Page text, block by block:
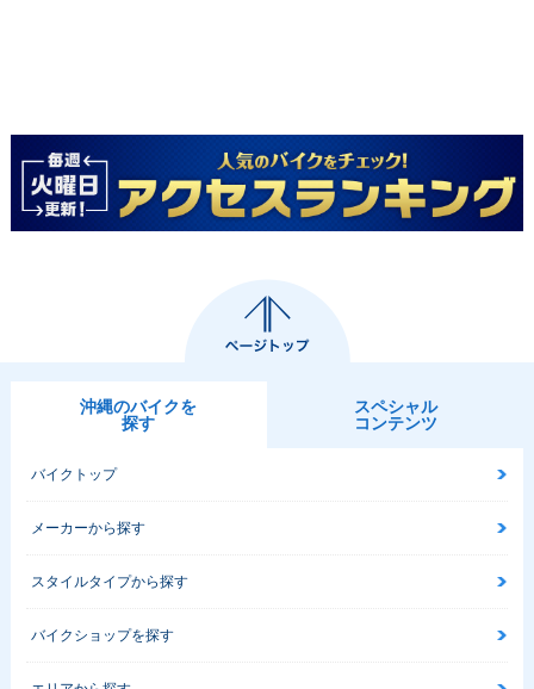
沖縄のバイクを
探す
スペシャル
コンテンツ
バイクトップ
メーカーから探す
スタイルタイプから探す
バイクショップを探す